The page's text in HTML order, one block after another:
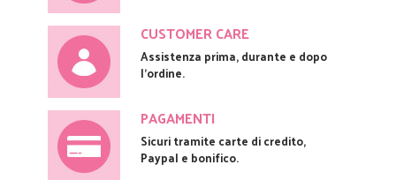
CUSTOMER CARE
Assistenza prima, durante e dopo
l'ordine.
PAGAMENTI
Sicuri tramite carte di credito,
Paypal e bonifico.